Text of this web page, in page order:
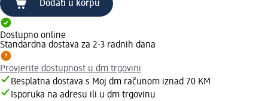
Dodati u korpu
Dostupno online
Standardna dostava za 2-3 radnih dana
Provjerite dostupnost u dm trgovini
Besplatna dostava s Moj dm računom iznad 70 KM
Isporuka na adresu ili u dm trgovinu